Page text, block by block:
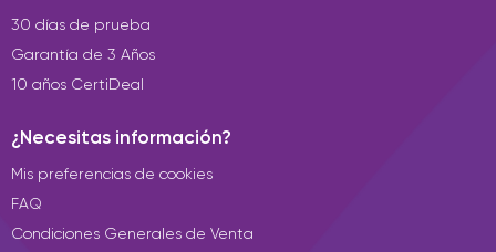
30 días de prueba
Garantía de 3 Años
10 años CertiDeal
¿Necesitas información?
Mis preferencias de cookies
FAQ
Condiciones Generales de Venta